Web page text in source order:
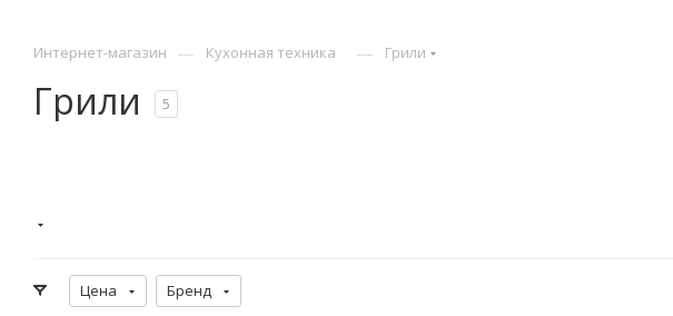
Интернет-магазин — Кухонная техника — Грили
Грили 5
Цена Бренд